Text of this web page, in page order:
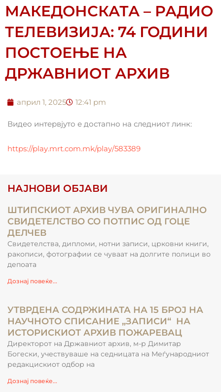
МАКЕДОНСКАТА – РАДИО
ТЕЛЕВИЗИЈА: 74 ГОДИНИ
ПОСТОЕЊЕ НА
ДРЖАВНИОТ АРХИВ
април 1, 2025 12:41 pm
Видео интервјуто е достапно на следниот линк:
https://play.mrt.com.mk/play/583389
НАЈНОВИ ОБЈАВИ
ШТИПСКИОТ АРХИВ ЧУВА ОРИГИНАЛНО
СВИДЕТЕЛСТВО СО ПОТПИС ОД ГОЦЕ
ДЕЛЧЕВ
Свидетелства, дипломи, нотни записи, црковни книги,
ракописи, фотографии се чуваат на долгите полици во
депоата
Дознај повеќе...
УТВРДЕНА СОДРЖИНАТА НА 15 БРОЈ НА
НАУЧНОТО СПИСАНИЕ „ЗАПИСИ“ НА
ИСТОРИСКИОТ АРХИВ ПОЖАРЕВАЦ
Директорот на Државниот архив, м-р Димитар
Богески, учествуваше на седницата на Меѓународниот
редакцискиот одбор на
Дознај повеќе...